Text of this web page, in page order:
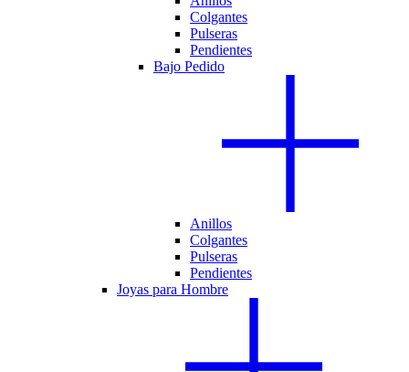
Colgantes
Pulseras
Pendientes
Bajo Pedido
Anillos
Colgantes
Pulseras
Pendientes
Joyas para Hombre